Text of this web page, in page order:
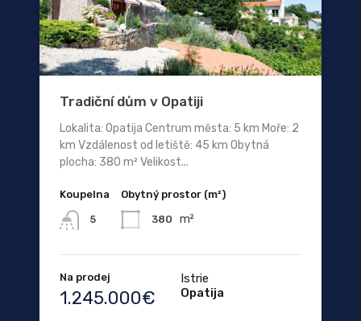
Tradiční dům v Opatiji
Lokalita: Opatija Centrum města: 5 km Moře: 2
km Vzdálenost od letiště: 45 km Obytná
plocha: 380 m² Velikost...
Koupelna
5
Obytný prostor (m²)
380 m²
Na prodej
1.245.000€
Istrie
Opatija